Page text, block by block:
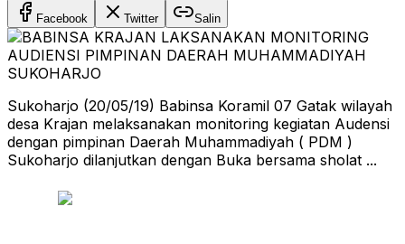
Facebook Twitter Salin
Sukoharjo (20/05/19) Babinsa Koramil 07 Gatak wilayah
desa Krajan melaksanakan monitoring kegiatan Audensi
dengan pimpinan Daerah Muhammadiyah ( PDM )
Sukoharjo dilanjutkan dengan Buka bersama sholat ...